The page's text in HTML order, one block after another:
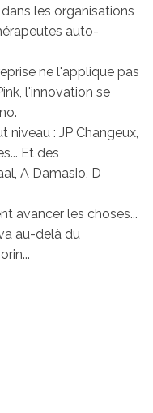
les organisations
auto-
ne l'applique pas
l'innovation se
niveau : JP Changeux,
Et des
A Damasio, D
avancer les choses...
au-delà du